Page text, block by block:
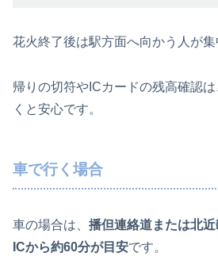
花火終了後は駅方面へ向かう人が集
帰りの切符やICカードの残高確認
くと安心です。
車で行く場合
車の場合は、 播但連絡道または北
ICから約60分が目安です。